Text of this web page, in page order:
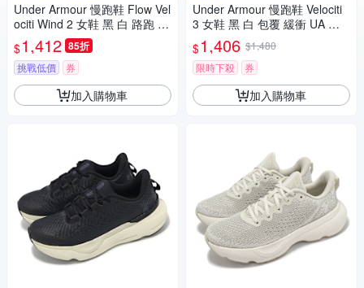
Under Armour 慢跑鞋 Flow Vel
ociti Wind 2 女鞋 黑 白 路跑 U
A 輕量 運動鞋 內建晶片 30256
62003
$1,412 85折
挑戰低價 券
加入購物車
Under Armour 慢跑鞋 Velociti
3 女鞋 黑 白 包覆 緩衝 UA 運
動鞋 3026124004
$1,406 $1,480
限時下殺
券
加入購物車